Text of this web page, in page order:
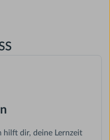
hilft dir, deine Lernzeit